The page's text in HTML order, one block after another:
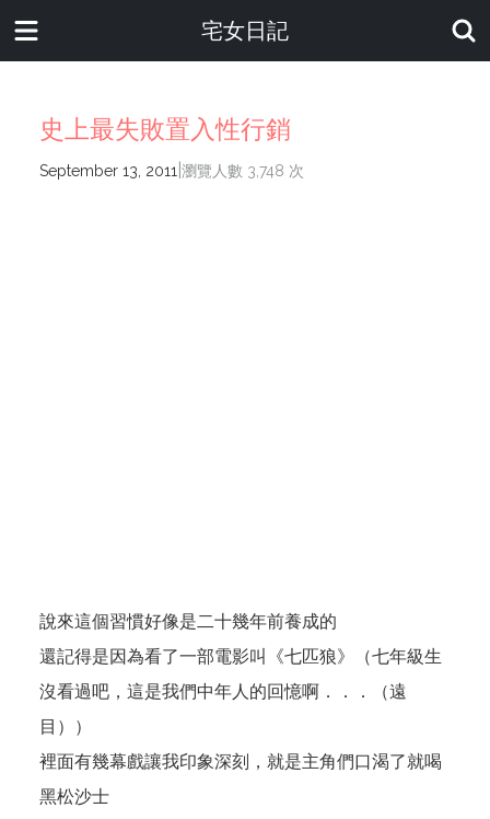
宅女日記
史上最失敗置入性行銷
September 13, 2011 瀏覽人數 3,748 次
說來這個習慣好像是二十幾年前養成的
還記得是因為看了一部電影叫《七匹狼》（七年級生
沒看過吧，這是我們中年人的回憶啊．．．（遠
目））
裡面有幾幕戲讓我印象深刻，就是主角們口渴了就喝
黑松沙士